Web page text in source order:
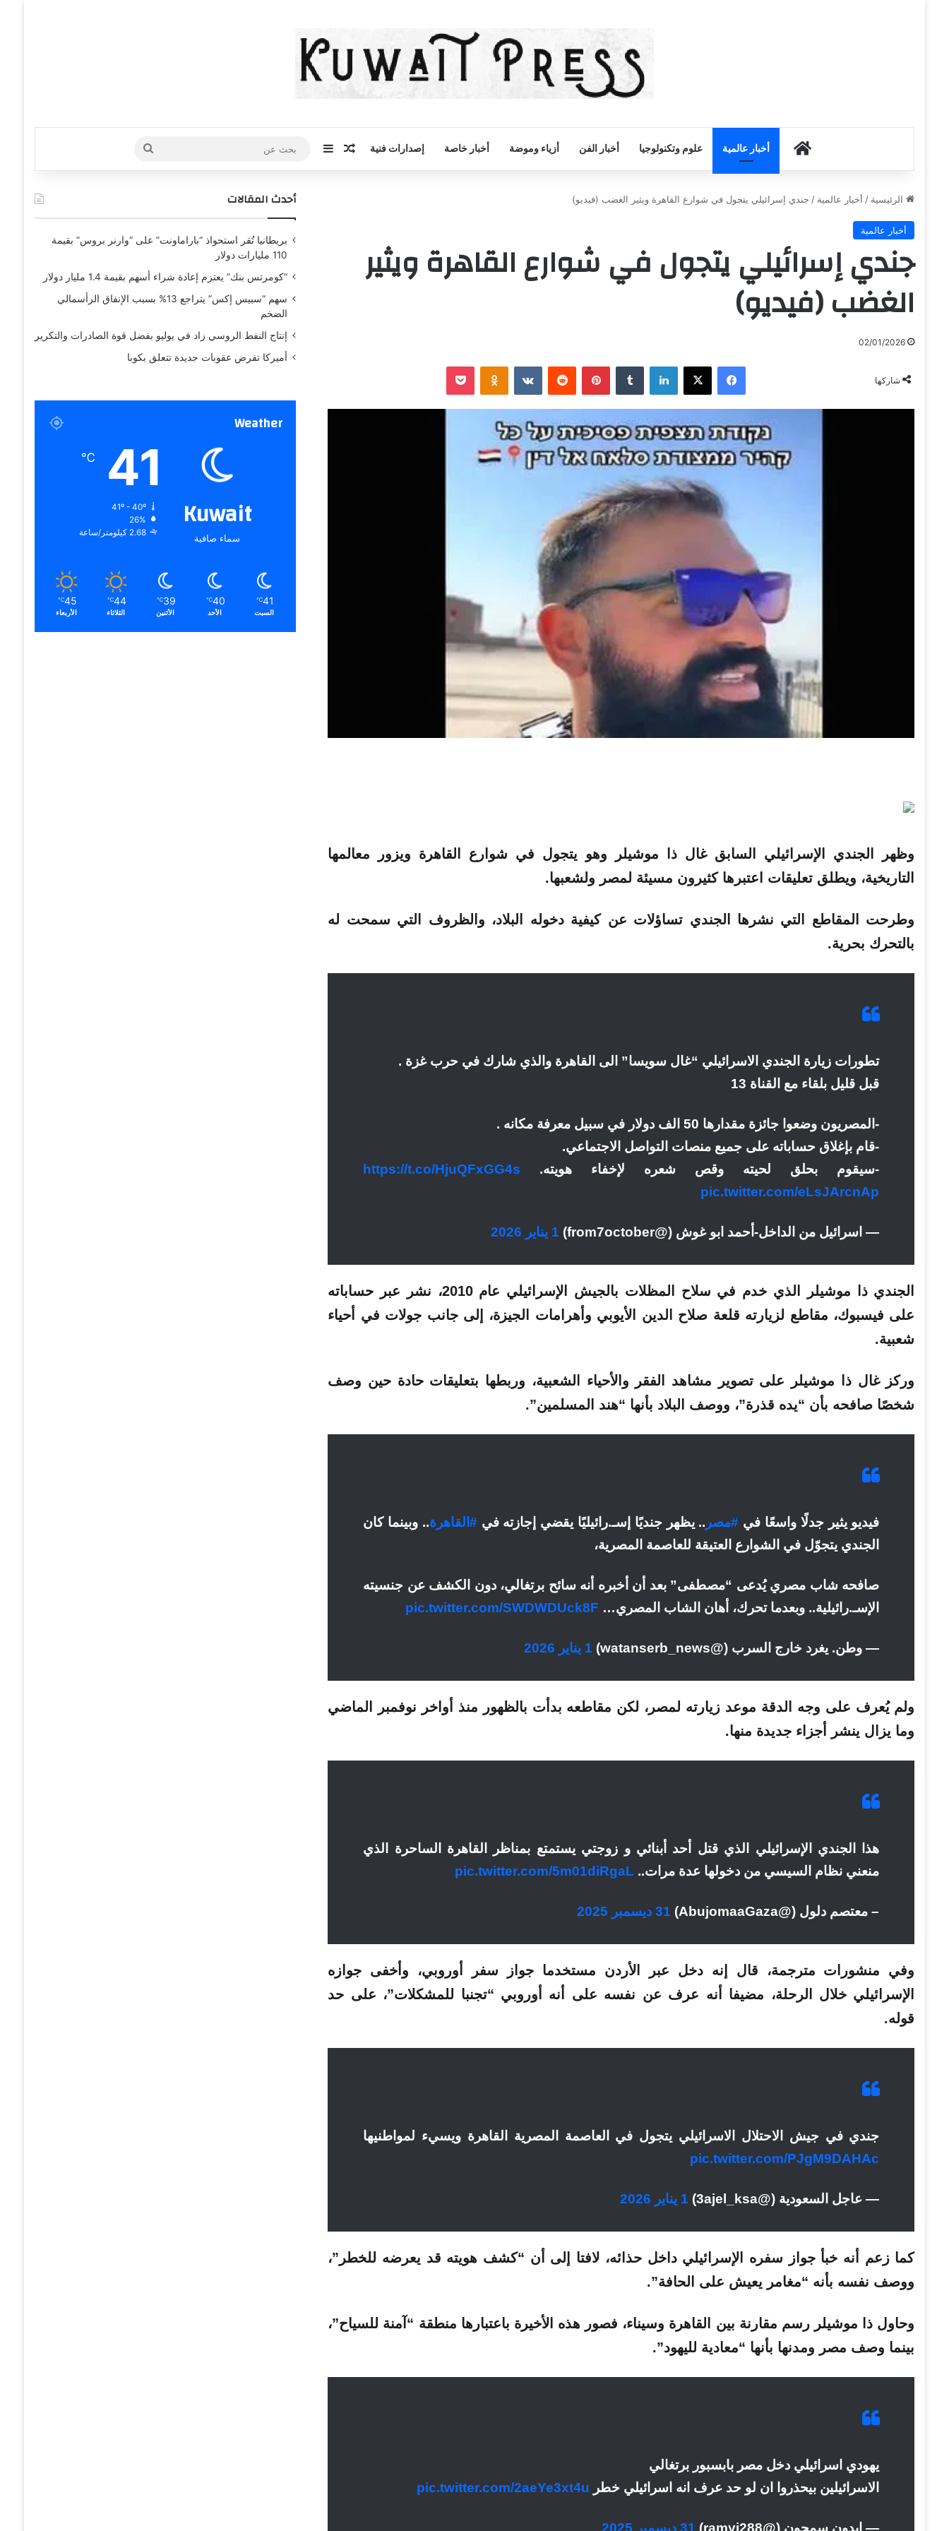
أخبار الكويت
أخبار عالمية علوم وتكنولوجيا أخبار الفن أزياء وموضة أخبار خاصة إصدارات فنية مقال عشوائي
إضافة عمود جانبي
بحث
عن
الرئيسية / أخبار عالمية / جندي إسرائيلي يتجول في شوارع القاهرة ويثير الغضب (فيديو)
أخبار عالمية
جندي إسرائيلي يتجول في شوارع القاهرة ويثير
الغضب (فيديو)
02/01/2026
شاركها
فيسبوك ‫X لينكدإن ‏Tumblr بينتيريست ‏Reddit
‏VKontakte
Odnoklassniki
‫Pocket
وظهر الجندي الإسرائيلي السابق غال ذا موشيلر وهو يتجول في شوارع القاهرة ويزور معالمها
التاريخية، ويطلق تعليقات اعتبرها كثيرون مسيئة لمصر ولشعبها.
وطرحت المقاطع التي نشرها الجندي تساؤلات عن كيفية دخوله البلاد، والظروف التي سمحت له
بالتحرك بحرية.
تطورات زيارة الجندي الاسرائيلي “غال سويسا” الى القاهرة والذي شارك في حرب غزة .
قبل قليل بلقاء مع القناة 13
-المصريون وضعوا جائزة مقدارها 50 الف دولار في سبيل معرفة مكانه .
-قام بإغلاق حساباته على جميع منصات التواصل الاجتماعي.
-سيقوم بحلق لحيته وقص شعره لإخفاء هويته. https://t.co/HjuQFxGG4s
pic.twitter.com/eLsJArcnAp
— اسرائيل من الداخل-أحمد ابو غوش (@from7october) 1 يناير 2026
الجندي ذا موشيلر الذي خدم في سلاح المظلات بالجيش الإسرائيلي عام 2010، نشر عبر حساباته
على فيسبوك، مقاطع لزيارته قلعة صلاح الدين الأيوبي وأهرامات الجيزة، إلى جانب جولات في أحياء
شعبية.
وركز غال ذا موشيلر على تصوير مشاهد الفقر والأحياء الشعبية، وربطها بتعليقات حادة حين وصف
شخصًا صافحه بأن “يده قذرة”، ووصف البلاد بأنها “هند المسلمين”.
فيديو يثير جدلًا واسعًا في #مصر .. يظهر جنديًا إسـ.رائيليًا يقضي إجازته في#القاهرة.. وبينما كان
الجندي يتجوّل في الشوارع العتيقة للعاصمة المصرية،
صافحه شاب مصري يُدعى “مصطفى” بعد أن أخبره أنه سائح برتغالي، دون الكشف عن جنسيته
الإسـ.رائيلية.. وبعدما تحرك، أهان الشاب المصري… pic.twitter.com/SWDWDUck8F
— وطن. يغرد خارج السرب (@watanserb_news) 1 يناير 2026
ولم يُعرف على وجه الدقة موعد زيارته لمصر، لكن مقاطعه بدأت بالظهور منذ أواخر نوفمبر الماضي
وما يزال ينشر أجزاء جديدة منها.
هذا الجندي الإسرائيلي الذي قتل أحد أبنائي و زوجتي يستمتع بمناظر القاهرة الساحرة الذي
منعني نظام السيسي من دخولها عدة مرات.. pic.twitter.com/5m01diRgaL
– معتصم دلول (@AbujomaaGaza) 31 ديسمبر 2025
وفي منشورات مترجمة، قال إنه دخل عبر الأردن مستخدما جواز سفر أوروبي، وأخفى جوازه
الإسرائيلي خلال الرحلة، مضيفا أنه عرف عن نفسه على أنه أوروبي “تجنبا للمشكلات”، على حد
قوله.
جندي في جيش الاحتلال الاسرائيلي يتجول في العاصمة المصرية القاهرة ويسيء لمواطنيها
pic.twitter.com/PJgM9DAHAc
— عاجل السعودية (@3ajel_ksa) 1 يناير 2026
كما زعم أنه خبأ جواز سفره الإسرائيلي داخل حذائه، لافتا إلى أن “كشف هويته قد يعرضه للخطر”،
ووصف نفسه بأنه “مغامر يعيش على الحافة”.
وحاول ذا موشيلر رسم مقارنة بين القاهرة وسيناء، فصور هذه الأخيرة باعتبارها منطقة “آمنة للسياح”،
بينما وصف مصر ومدنها بأنها “معادية لليهود”.
يهودي اسرائيلي دخل مصر بابسبور برتغالي
الاسرائيلين بيحذروا ان لو حد عرف انه اسرائيلي خطر pic.twitter.com/2aeYe3xt4u
— إيدون سمحون (@ramyi288) 31 ديسمبر 2025
أحدث المقالات
بريطانيا تُقر استحواذ “باراماونت” على “وارنر بروس” بقيمة
110 مليارات دولار
“كومرتس بنك” يعتزم إعادة شراء أسهم بقيمة 1.4 مليار دولار
سهم “سبيس إكس” يتراجع 13% بسبب الإنفاق الرأسمالي
الضخم
إنتاج النفط الروسي زاد في يوليو بفضل قوة الصادرات والتكرير
أميركا تفرض عقوبات جديدة تتعلق بكوبا
Weather
Kuwait
سماء صافية
41
℃
41º - 40º
26%
2.68 كيلومتر/ساعة
41
℃
السبت
40
℃
الأحد
39
℃
الأثنين
44
℃
الثلاثاء
45
℃
الأربعاء